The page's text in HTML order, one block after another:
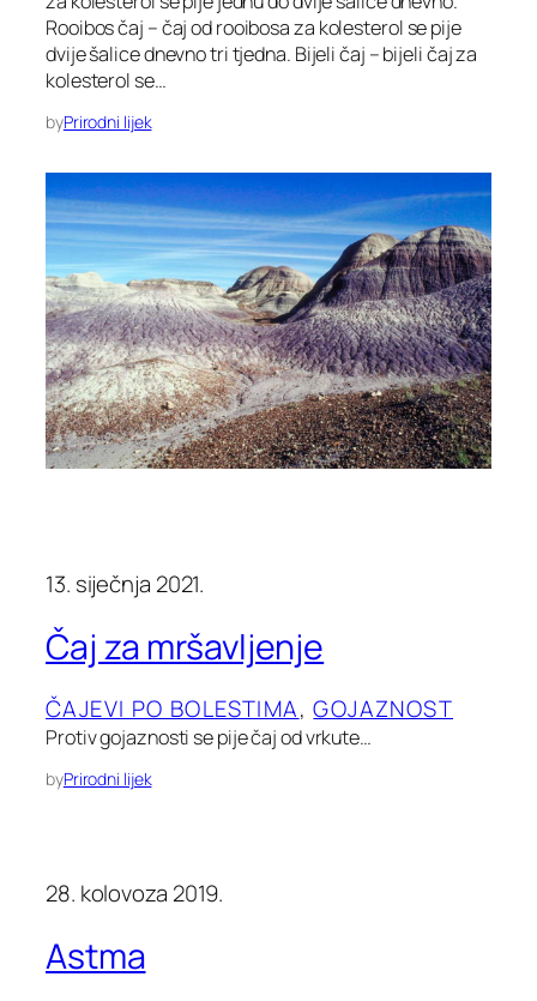
Rooibos čaj – čaj od rooibosa za kolesterol se pije
dvije šalice dnevno tri tjedna. Bijeli čaj – bijeli čaj za
kolesterol se…
byPrirodni lijek
13. siječnja 2021.
Čaj za mršavljenje
ČAJEVI PO BOLESTIMA, GOJAZNOST
Protiv gojaznosti se pije čaj od vrkute…
byPrirodni lijek
28. kolovoza 2019.
Astma